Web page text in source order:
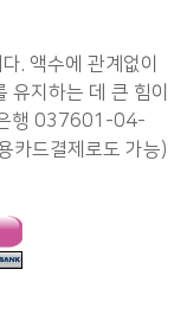
. 액수에 관계없이
유지하는 데 큰 힘이
은행 037601-04-
카드결제로도 가능)